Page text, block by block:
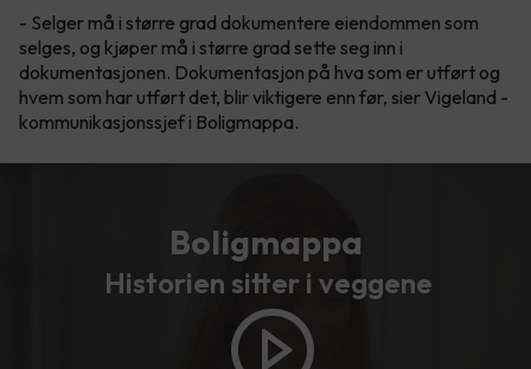
- Selger må i større grad dokumentere eiendommen som
selges, og kjøper må i større grad sette seg inn i
dokumentasjonen. Dokumentasjon på hva som er utført og
hvem som har utført det, blir viktigere enn før, sier Vigeland -
kommunikasjonssjef i Boligmappa.
Boligmappa
Historien sitter i veggene